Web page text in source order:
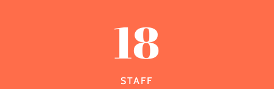
18
STAFF